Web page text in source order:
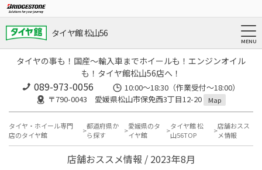
タイヤ館 松山56
タイヤの事も！国産～輸入車までホイールも！エンジンオイル
も！タイヤ館松山56店へ！
089-973-0056
10:00～18:30（作業受付～18:00）
〒790-0043 愛媛県松山市保免西3丁目12-20
Map
タイヤ・ホイール専門
店のタイヤ館
都道府県か
ら探す
愛媛県のタ
イヤ館
タイヤ館 松
山56TOP
店舗おスス
メ情報
店舗おススメ情報 / 2023年8月